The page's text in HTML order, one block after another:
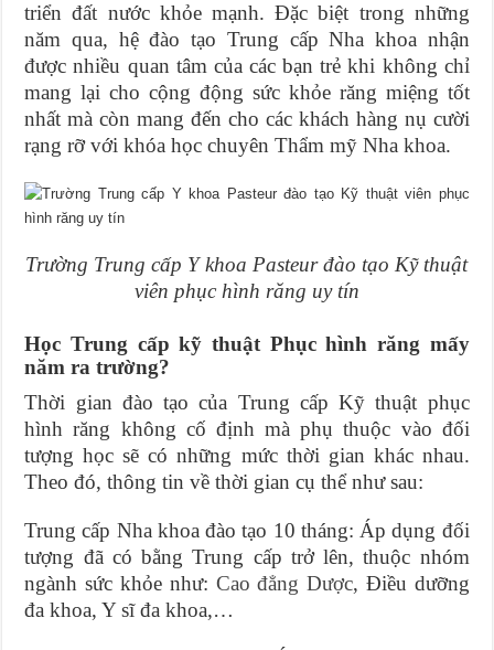
triển đất nước khỏe mạnh. Đặc biệt trong những
năm qua, hệ đào tạo Trung cấp Nha khoa nhận
được nhiều quan tâm của các bạn trẻ khi không chỉ
mang lại cho cộng động sức khỏe răng miệng tốt
nhất mà còn mang đến cho các khách hàng nụ cười
rạng rỡ với khóa học chuyên Thẩm mỹ Nha khoa.
Trường Trung cấp Y khoa Pasteur đào tạo Kỹ thuật
viên phục hình răng uy tín
Học Trung cấp kỹ thuật Phục hình răng mấy
năm ra trường?
Thời gian đào tạo của Trung cấp Kỹ thuật phục
hình răng không cố định mà phụ thuộc vào đối
tượng học sẽ có những mức thời gian khác nhau.
Theo đó, thông tin về thời gian cụ thể như sau:
Trung cấp Nha khoa đào tạo 10 tháng: Áp dụng đối
tượng đã có bằng Trung cấp trở lên, thuộc nhóm
ngành sức khỏe như: Cao đẳng Dược, Điều dưỡng
đa khoa, Y sĩ đa khoa,…